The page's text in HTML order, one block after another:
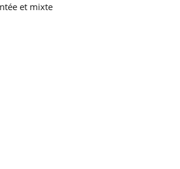
et mixte